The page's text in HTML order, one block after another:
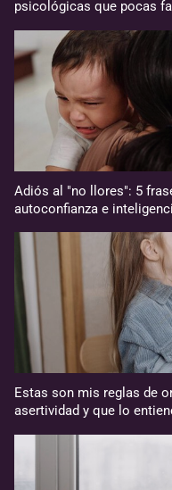
psicológicas que pocas
Adiós al "no llores": 5
autoconfianza e
Estas son mis reglas de
asertividad y que lo